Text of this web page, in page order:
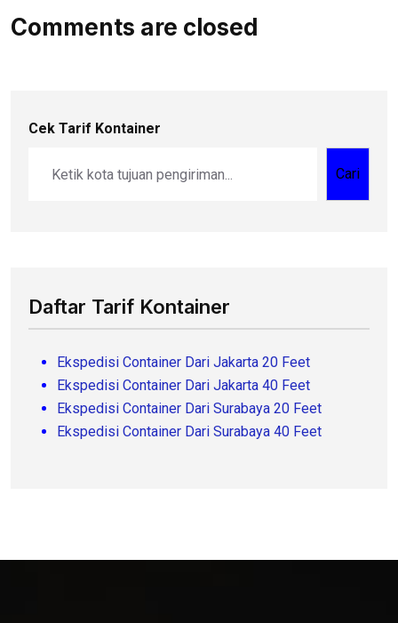
Comments are closed
Cek Tarif Kontainer
Cari
Daftar Tarif Kontainer
Ekspedisi Container Dari Jakarta 20 Feet
Ekspedisi Container Dari Jakarta 40 Feet
Ekspedisi Container Dari Surabaya 20 Feet
Ekspedisi Container Dari Surabaya 40 Feet